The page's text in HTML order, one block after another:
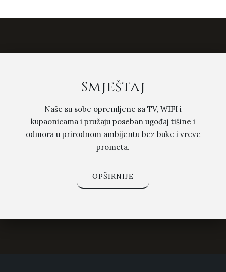
Smještaj
Naše su sobe opremljene sa TV, WIFI i
kupaonicama i pružaju poseban ugođaj tišine i
odmora u prirodnom ambijentu bez buke i vreve
prometa.
OPŠIRNIJE